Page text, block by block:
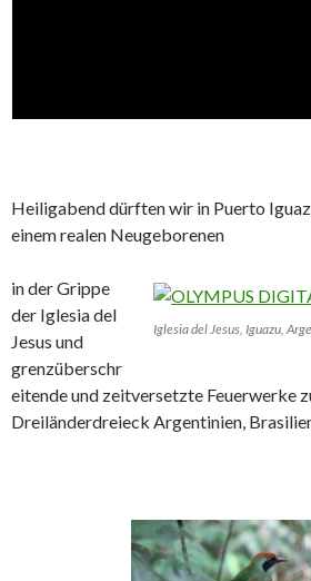
Heiligabend dürften wir in Puerto
einem realen Neugeborenen
Iglesia del Jesus, Iguazu,
in der Grippe
der Iglesia del
Jesus und
grenzüberschr
eitende und zeitversetzte Feuerwerke
Dreiländerdreieck Argentinien,